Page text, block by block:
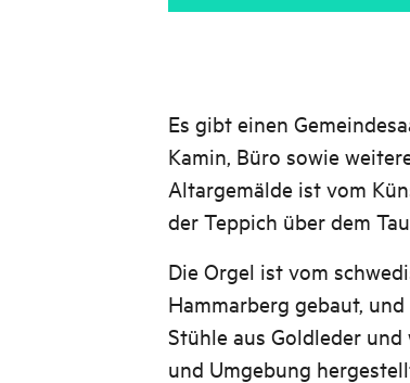
Es gibt einen
Kamin, Büro sowie
Altargemälde ist vom
der Teppich über dem
Die Orgel ist vom
Hammarberg gebaut,
Stühle aus Goldleder
und Umgebung